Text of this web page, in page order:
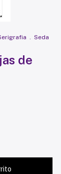
. Seda
de